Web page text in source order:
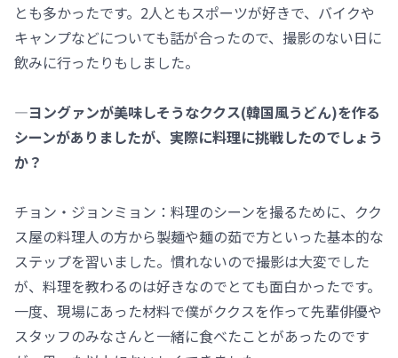
とも多かったです。2人ともスポーツが好きで、バイクや
キャンプなどについても話が合ったので、撮影のない日に
飲みに行ったりもしました。
―ヨングァンが美味しそうなククス(韓国風うどん)を作る
シーンがありましたが、実際に料理に挑戦したのでしょう
か？
チョン・ジョンミョン：料理のシーンを撮るために、クク
ス屋の料理人の方から製麺や麺の茹で方といった基本的な
ステップを習いました。慣れないので撮影は大変でした
が、料理を教わるのは好きなのでとても面白かったです。
一度、現場にあった材料で僕がククスを作って先輩俳優や
スタッフのみなさんと一緒に食べたことがあったのです